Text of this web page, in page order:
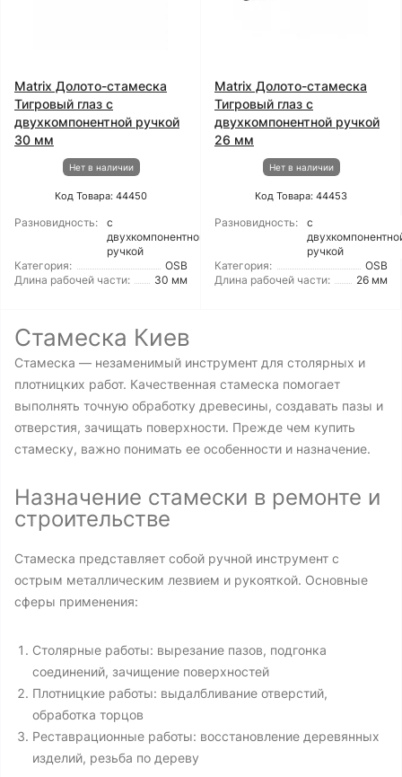
Matrix Долото-стамеска
Тигровый глаз с
двухкомпонентной ручкой
30 мм
Нет в наличии
Код Товара: 44450
Разновидность:
с
двухкомпонентной
ручкой
Категория:
OSB
Длина рабочей части:
30 мм
Matrix Долото-стамеска
Тигровый глаз с
двухкомпонентной ручкой
26 мм
Нет в наличии
Код Товара: 44453
Разновидность:
с
ручкой
Категория:
OSB
Длина рабочей части:
26 мм
Стамеска Киев
Стамеска — незаменимый инструмент для столярных и
плотницких работ. Качественная стамеска помогает
выполнять точную обработку древесины, создавать пазы и
отверстия, зачищать поверхности. Прежде чем купить
стамеску, важно понимать ее особенности и назначение.
Назначение стамески в ремонте и
строительстве
Стамеска представляет собой ручной инструмент с
острым металлическим лезвием и рукояткой. Основные
сферы применения:
Столярные работы: вырезание пазов, подгонка
соединений, зачищение поверхностей
Плотницкие работы: выдалбливание отверстий,
обработка торцов
Реставрационные работы: восстановление деревянных
изделий, резьба по дереву